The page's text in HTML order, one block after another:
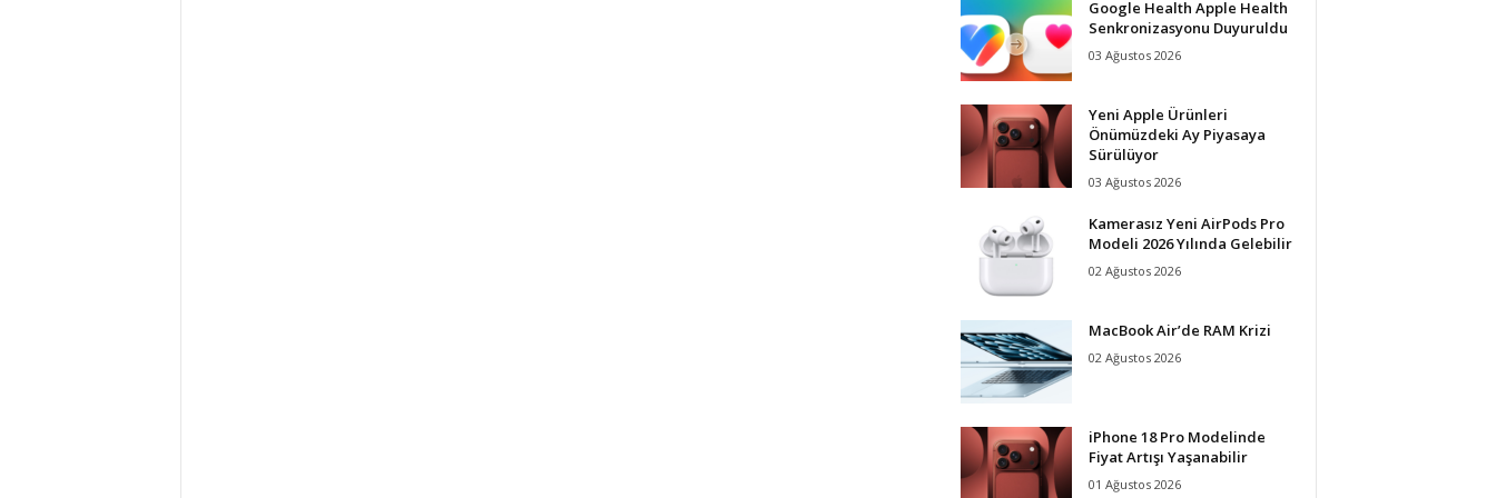
Google Health Apple Health
Senkronizasyonu Duyuruldu
03 Ağustos 2026
Yeni Apple Ürünleri
Önümüzdeki Ay Piyasaya
Sürülüyor
03 Ağustos 2026
Kamerasız Yeni AirPods Pro
Modeli 2026 Yılında Gelebilir
02 Ağustos 2026
MacBook Air’de RAM Krizi
02 Ağustos 2026
iPhone 18 Pro Modelinde
Fiyat Artışı Yaşanabilir
01 Ağustos 2026